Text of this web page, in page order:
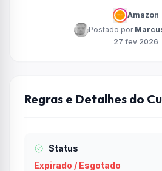
Amazon
Postado por
27 fev 2026
Regras e Detalhes do
Status
Expirado / Esgotado